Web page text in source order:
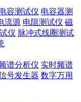
容测试仪 电容器测
流源 电阻测试仪 磁
仪 脉冲式线圈测试
谱分析仪 实时频谱
号发生器 数字万用